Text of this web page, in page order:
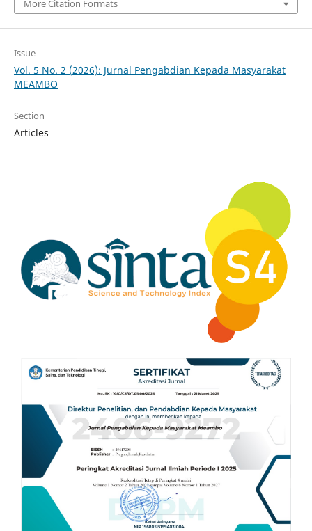
More Citation Formats
Issue
Vol. 5 No. 2 (2026): Jurnal Pengabdian Kepada Masyarakat
MEAMBO
Section
Articles